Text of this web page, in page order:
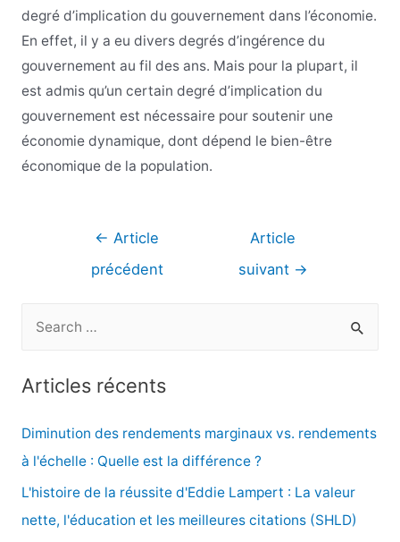
degré d’implication du gouvernement dans l’économie.
En effet, il y a eu divers degrés d’ingérence du
gouvernement au fil des ans. Mais pour la plupart, il
est admis qu’un certain degré d’implication du
gouvernement est nécessaire pour soutenir une
économie dynamique, dont dépend le bien-être
économique de la population.
Navigation
l’article
← Article
précédent
Article
suivant →
e
r
c
Articles récents
Diminution des rendements marginaux vs. rendements
à l'échelle : Quelle est la différence ?
L'histoire de la réussite d'Eddie Lampert : La valeur
nette, l'éducation et les meilleures citations (SHLD)